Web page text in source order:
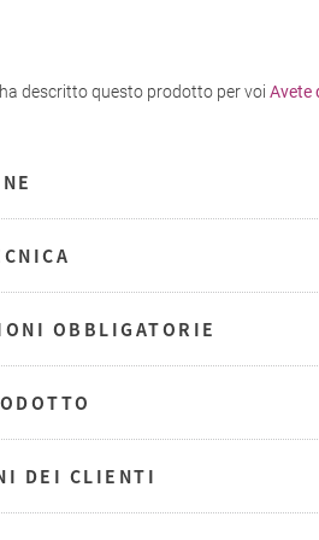
descritto questo prodotto per voi Avete
OBBLIGATORIE
DEI CLIENTI